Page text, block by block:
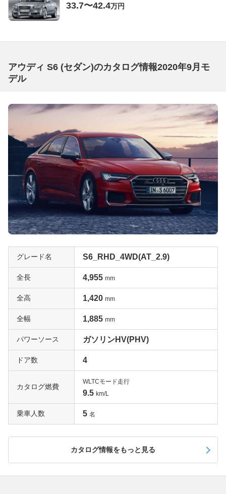
33.7〜42.4万円
アウディ S6 (セダン)のカタログ情報2020年9月モ
デル
グレード名 S6_RHD_4WD(AT_2.9)
全長 4,955 mm
全高 1,420 mm
全幅 1,885 mm
パワーソース ガソリンHV(PHV)
ドア数 4
カタログ燃費
WLTCモード走行
9.5 km/L
乗車人数 5 名
カタログ情報をもっと見る